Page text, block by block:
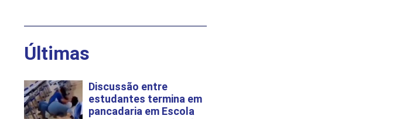
Últimas
Discussão entre
estudantes termina em
pancadaria em Escola